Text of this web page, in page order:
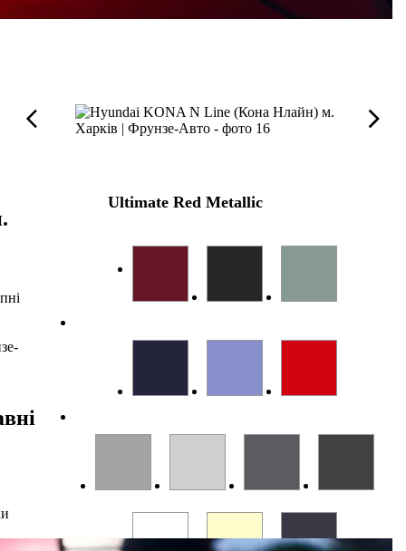
Ultimate Red Metallic